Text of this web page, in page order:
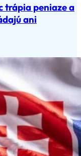
trápia peniaze a
ani